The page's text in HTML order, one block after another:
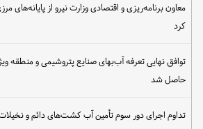
معاون برنامه‌ریزی و اقتصادی وزارت نیرو از پایانه‌های
کرد
توافق نهایی تعرفه آب‌بهای صنایع پتروشیمی و منطقه
حاصل شد
تداوم اجرای دور سوم تأمین آب کشت‌های دائم و